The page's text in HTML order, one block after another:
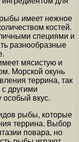
имеет нежное
костей.
специями и
разнообразные
мясистую и
Морской окунь
террина, так
другими
особый вкус.
рыбы, которые
террина. Выбор
повара, но